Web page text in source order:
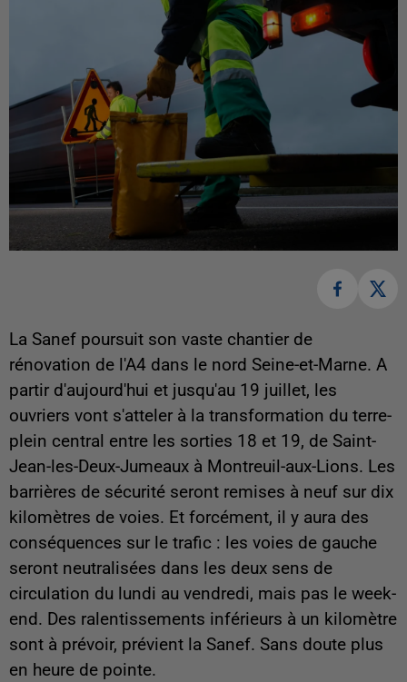
La Sanef poursuit son vaste chantier de
rénovation de l'A4 dans le nord Seine-et-Marne. A
partir d'aujourd'hui et jusqu'au 19 juillet, les
ouvriers vont s'atteler à la transformation du terre-
plein central entre les sorties 18 et 19, de Saint-
Jean-les-Deux-Jumeaux à Montreuil-aux-Lions. Les
barrières de sécurité seront remises à neuf sur dix
kilomètres de voies. Et forcément, il y aura des
conséquences sur le trafic : les voies de gauche
seront neutralisées dans les deux sens de
circulation du lundi au vendredi, mais pas le week-
end. Des ralentissements inférieurs à un kilomètre
sont à prévoir, prévient la Sanef. Sans doute plus
en heure de pointe.